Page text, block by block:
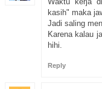
kasih" maka
Jadi saling
Karena kalau
hihi.
Reply